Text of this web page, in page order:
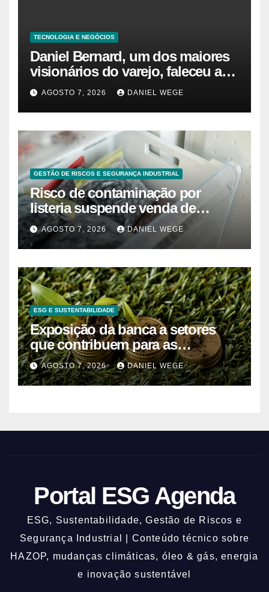
TECNOLOGIA E NEGÓCIOS
Daniel Bernard, um dos maiores
visionários do varejo, faleceu aos
80 anos – Sincovaga Notícias
AGOSTO 7, 2026 DANIEL WEGE
GESTÃO DE RISCOS E SEGURANÇA INDUSTRIAL
Risco de contaminação por
listeria suspende venda de
mirtilos em fábricas da América
do Norte – Mix Vale
AGOSTO 7, 2026 DANIEL WEGE
ESG E SUSTENTABILIDADE
Exposição da banca a setores
que contribuem para as
alterações climáticas mantém-se
nos 62%
AGOSTO 7, 2026 DANIEL WEGE
Portal ESG Agenda
ESG, Sustentabilidade, Gestão de Riscos e
Segurança Industrial | Conteúdo técnico sobre
HAZOP, mudanças climáticas, óleo & gás, energia
e inovação sustentável